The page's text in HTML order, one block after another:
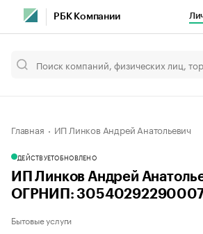
РБК Компании
Главная ИП Линков Андрей Анатольевич
ДЕЙСТВУЕТОБНОВЛЕНО
ИП Линков Андрей
ОГРНИП:
Бытовые услуги